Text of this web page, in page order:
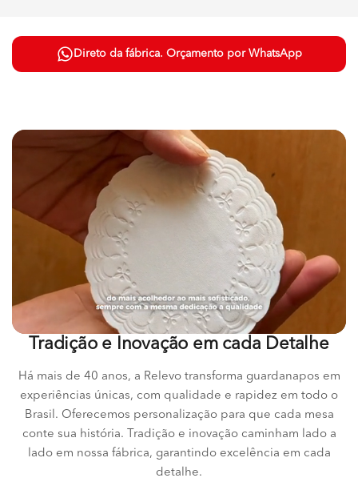
Direto da fábrica. Orçamento por WhatsApp
Tradição e Inovação em cada Detalhe
Há mais de 40 anos, a Relevo transforma guardanapos em
experiências únicas, com qualidade e rapidez em todo o
Brasil. Oferecemos personalização para que cada mesa
conte sua história. Tradição e inovação caminham lado a
lado em nossa fábrica, garantindo excelência em cada
detalhe.